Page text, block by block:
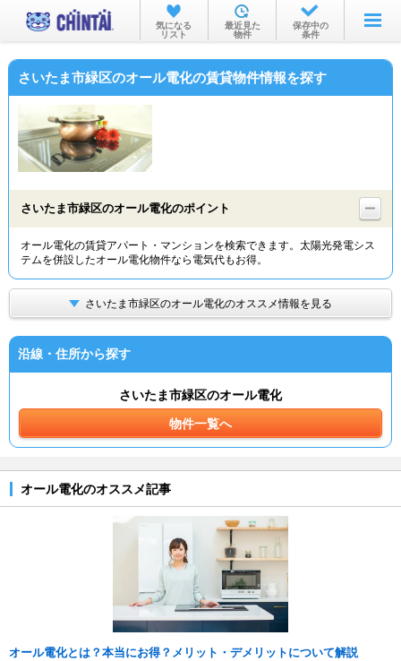
お部屋を探す
沿線・駅から
物件特集から
TOP
気になる
リスト
最近見た
物件
保存中の
条件
さいたま市緑区のオール電化の賃貸物件情報を探す
さいたま市緑区のオール電化のポイント
オール電化の賃貸アパート・マンションを検索できます。太陽光発電シス
テムを併設したオール電化物件なら電気代もお得。
さいたま市緑区のオール電化のオススメ情報を見る
沿線・住所から探す
さいたま市緑区のオール電化
物件一覧へ
オール電化のオススメ記事
オール電化とは？本当にお得？メリット・デメリットについて解説